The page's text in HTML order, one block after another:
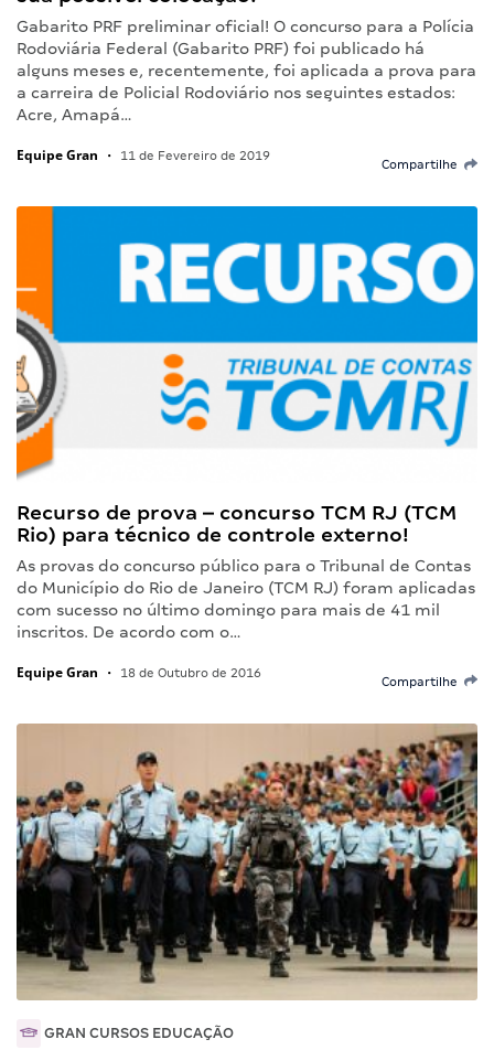
Gabarito PRF preliminar oficial! O concurso para a Polícia
Rodoviária Federal (Gabarito PRF) foi publicado há
alguns meses e, recentemente, foi aplicada a prova para
a carreira de Policial Rodoviário nos seguintes estados:
Acre, Amapá…
Equipe Gran • 11 de Fevereiro de 2019
Compartilhe
Recurso de prova – concurso TCM RJ (TCM
Rio) para técnico de controle externo!
As provas do concurso público para o Tribunal de Contas
do Município do Rio de Janeiro (TCM RJ) foram aplicadas
com sucesso no último domingo para mais de 41 mil
inscritos. De acordo com o…
Equipe Gran • 18 de Outubro de 2016
Compartilhe
GRAN CURSOS EDUCAÇÃO